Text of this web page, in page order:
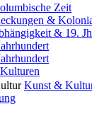
Zeit
&
& 19.
Kunst &